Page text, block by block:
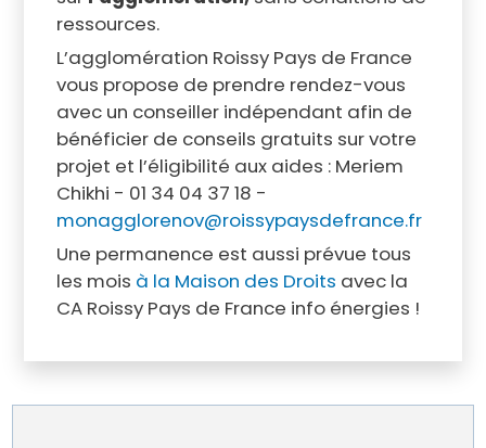
ressources.
L’agglomération Roissy Pays de France
vous propose de prendre rendez-vous
avec un conseiller indépendant afin de
bénéficier de conseils gratuits sur votre
projet et l’éligibilité aux aides : Meriem
Chikhi - 01 34 04 37 18 -
monagglorenov@roissypaysdefrance.fr
Une permanence est aussi prévue tous
les mois à la Maison des Droits avec la
CA Roissy Pays de France info énergies !